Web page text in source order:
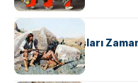
KÜLTÜR
Apache Savaşları